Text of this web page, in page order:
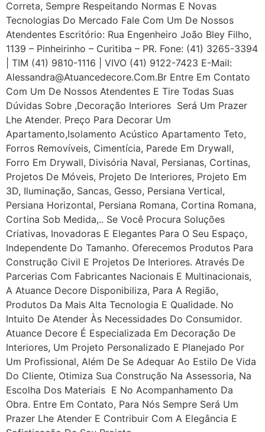
Correta, Sempre Respeitando Normas E Novas
Tecnologias Do Mercado Fale Com Um De Nossos
Atendentes Escritório: Rua Engenheiro João Bley Filho,
1139 – Pinheirinho – Curitiba – PR. Fone: (41) 3265-3394
| TIM (41) 9810-1116 | VIVO (41) 9122-7423 E-Mail:
Alessandra@atuancedecore.com.br Entre Em Contato
Com Um De Nossos Atendentes E Tire Todas Suas
Dúvidas Sobre ,Decoração Interiores Será Um Prazer
Lhe Atender. Preço Para Decorar Um
Apartamento,Isolamento Acústico Apartamento Teto,
Forros Removíveis, Cimentícia, Parede Em Drywall,
Forro Em Drywall, Divisória Naval, Persianas, Cortinas,
Projetos De Móveis, Projeto De Interiores, Projeto Em
3D, Iluminação, Sancas, Gesso, Persiana Vertical,
Persiana Horizontal, Persiana Romana, Cortina Romana,
Cortina Sob Medida,.. Se Você Procura Soluções
Criativas, Inovadoras E Elegantes Para O Seu Espaço,
Independente Do Tamanho. Oferecemos Produtos Para
Construção Civil E Projetos De Interiores. Através De
Parcerias Com Fabricantes Nacionais E Multinacionais,
A Atuance Decore Disponibiliza, Para A Região,
Produtos Da Mais Alta Tecnologia E Qualidade. No
Intuito De Atender Às Necessidades Do Consumidor.
Atuance Decore É Especializada Em Decoração De
Interiores, Um Projeto Personalizado E Planejado Por
Um Profissional, Além De Se Adequar Ao Estilo De Vida
Do Cliente, Otimiza Sua Construção Na Assessoria, Na
Escolha Dos Materiais E No Acompanhamento Da
Obra. Entre Em Contato, Para Nós Sempre Será Um
Prazer Lhe Atender E Contribuir Com A Elegância E